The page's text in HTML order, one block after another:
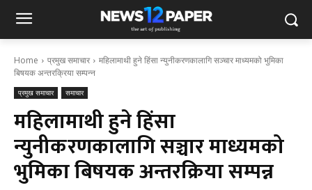
Home प्रमुख समाचार
महिलामाथी हुने हिंसा न्युनीकरणकालागि सञ्चार माध्यमको भुमिका
बिषयक अन्तरक्रिया सम्पन्न
प्रमुख समाचार समाचार
महिलामाथी हुने हिंसा
न्युनीकरणकालागि सञ्चार माध्यमको
भुमिका बिषयक अन्तरक्रिया सम्पन्न